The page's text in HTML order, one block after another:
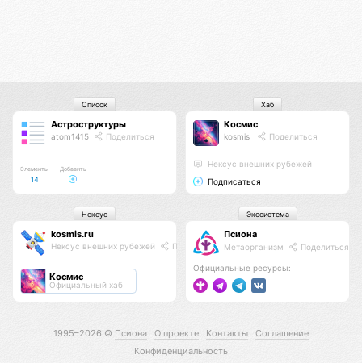
Астроструктуры
atom1415 Поделиться
Элементы
14
Добавить
Список
Космис
kosmis Поделиться
Нексус внешних рубежей
Подписаться
Хаб
kosmis.ru
Нексус внешних рубежей Поделиться
Космис
Официальный хаб
Нексус
Псиона
Метаорганизм Поделиться
Официальные ресурсы:
Экосистема
1995–2026 © Псиона О проекте Контакты
Соглашение
Конфиденциальность